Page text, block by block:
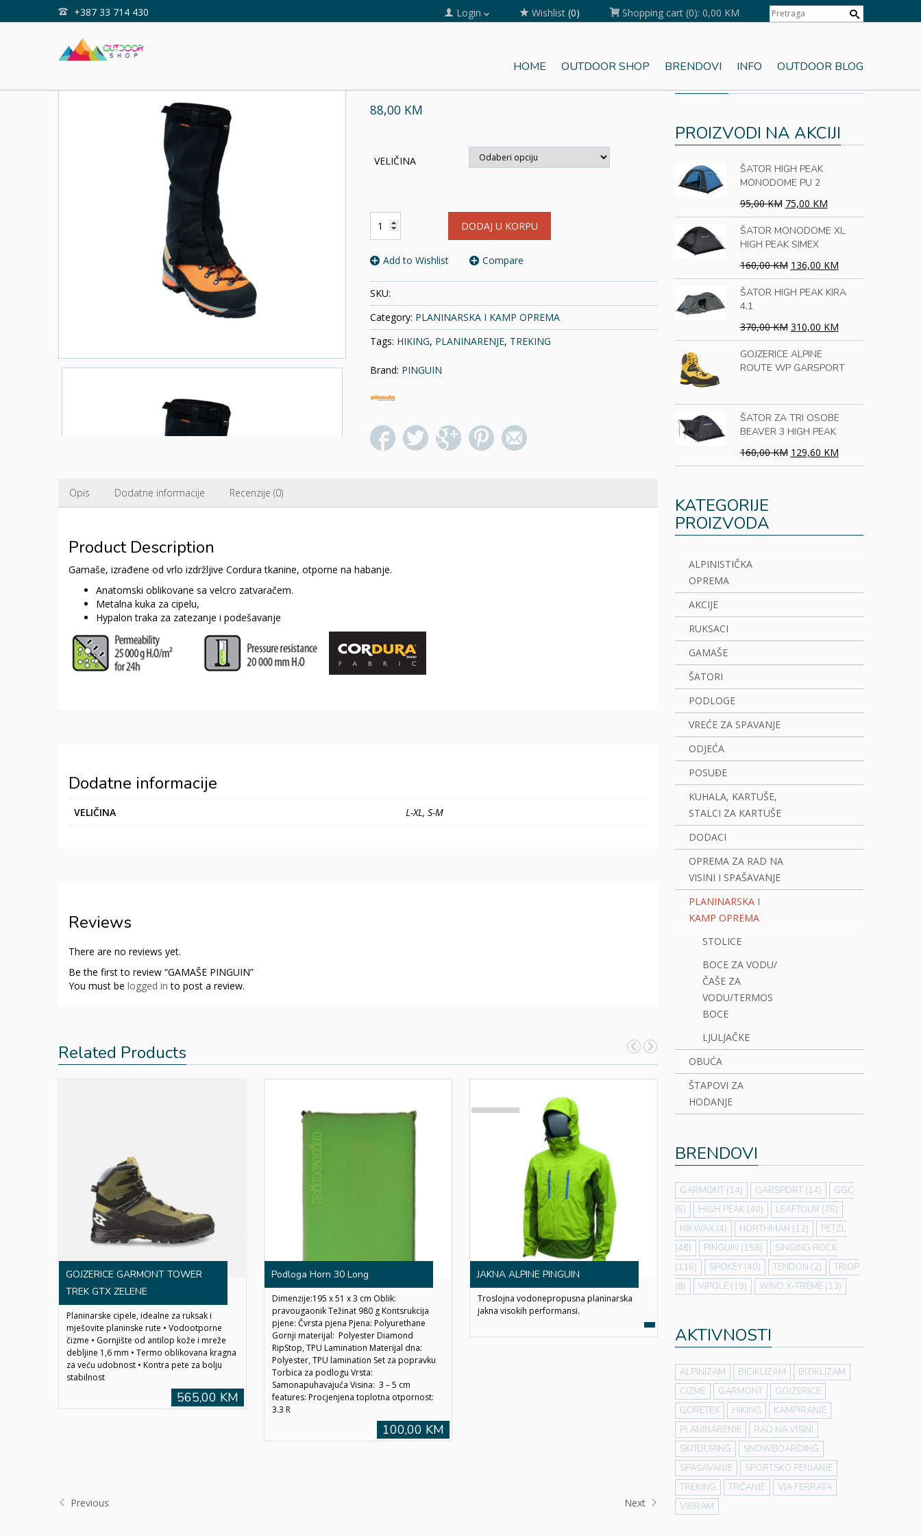
+387 33 714 430 Login Wishlist (0) Shopping cart (0): 0,00 KM
HOME OUTDOOR SHOP BRENDOVI INFO OUTDOOR BLOG
Home
88,00 KM
VELIČINA
PINGUIN
DODAJ U KORPU
Add to Wishlist Compare
SKU:
Category: PLANINARSKA I KAMP OPREMA
Tags: HIKING, PLANINARENJE, TREKING
Brand: PINGUIN
Opis Dodatne informacije Recenzije (0)
Product Description
Gamaše, izrađene od vrlo izdržljive Cordura tkanine, otporne na habanje.
Anatomski oblikovane sa velcro zatvaračem.
Metalna kuka za cipelu,
Hypalon traka za zatezanje i podešavanje
Dodatne informacije
VELIČINA L-XL, S-M
Reviews
There are no reviews yet.
Be the first to review “GAMAŠE PINGUIN”
You must be logged in to post a review.
Related Products
GOJZERICE GARMONT TOWER
TREK GTX ZELENE
Planinarske cipele, idealne za ruksak i
mješovite planinske rute • Vodootporne
čizme • Gornjište od antilop kože i mreže
debljine 1,6 mm • Termo oblikovana kragna
za veću udobnost • Kontra pete za bolju
stabilnost
565,00 KM
Podloga Horn 30 Long
Dimenzije:195 x 51 x 3 cm Oblik:
pravougaonik Težinat 980 g Kontsrukcija
pjene: Čvrsta pjena Pjena: Polyurethane
Gornji materijal: Polyester Diamond
RipStop, TPU Lamination Materijal dna:
Polyester, TPU lamination Set za popravku
Torbica za podlogu Vrsta:
Samonapuhavajuća Visina: 3 – 5 cm
features: Procjenjena toplotna otpornost:
3.3 R
100,00 KM
SOLD
JAKNA ALPINE PINGUIN
Troslojna vodonepropusna planinarska
jakna visokih performansi.
Previous Next
PROIZVODI NA AKCIJI
ŠATOR HIGH PEAK
MONODOME PU 2
95,00 KM 75,00 KM
ŠATOR MONODOME XL
HIGH PEAK SIMEX
160,00 KM 136,00 KM
ŠATOR HIGH PEAK KIRA
4.1
370,00 KM 310,00 KM
GOJZERICE ALPINE
ROUTE WP GARSPORT
ŠATOR ZA TRI OSOBE
BEAVER 3 HIGH PEAK
160,00 KM 129,60 KM
KATEGORIJE
PROIZVODA
ALPINISTIČKA
OPREMA
AKCIJE
RUKSACI
GAMAŠE
ŠATORI
PODLOGE
VREĆE ZA SPAVANJE
ODJEĆA
POSUĐE
KUHALA, KARTUŠE,
STALCI ZA KARTUŠE
DODACI
OPREMA ZA RAD NA
VISINI I SPAŠAVANJE
PLANINARSKA I
KAMP OPREMA
STOLICE
BOCE ZA VODU/
ČAŠE ZA
VODU/TERMOS
BOCE
LJULJAČKE
OBUĆA
ŠTAPOVI ZA
HODANJE
BRENDOVI
GARMONT(14) GARSPORT(14)
GGC
(5)
HIGH PEAK (40) LEAFTOUR (75)
NIKWAX(4) NORTHMAN (12)
PETZL
(48)
PINGUIN (159)
SINGING ROCK
(116)
SPOKEY(40) TENDON (2)
TRIOP
(8)
VIPOLE(19) WIND X-TREME(13)
AKTIVNOSTI
ALPINIZAM BICIKLIZAM
BIZIKLIZAM
CIZME
GARMONT
GOJZERICE
GORETEX
HIKING
KAMPIRANJE
PLANINARENJE
RAD NA VISINI
SKITOURING
SNOWBOARDING
SPAŠAVANJE
SPORTSKO PENJANJE
TREKING
TRČANJE
VIA FERRATA
VIBRAM